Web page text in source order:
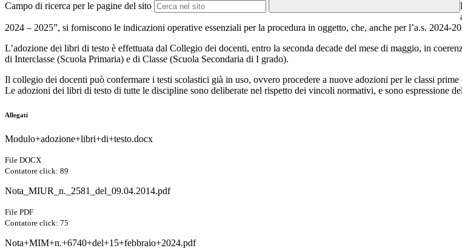
Campo di ricerca per le pagine del sito
2024 – 2025”, si forniscono le indicazioni operative essenziali per la procedura in oggetto, che, anche per l’a.s. 2024-
L’adozione dei libri di testo è effettuata dal Collegio dei docenti, entro la seconda decade del mese di maggio, in
di Interclasse (Scuola Primaria) e di Classe (Scuola Secondaria di I grado).
Il collegio dei docenti può confermare i testi scolastici già in uso, ovvero procedere a nuove adozioni per le classi
Le adozioni dei libri di testo di tutte le discipline sono deliberate nel rispetto dei vincoli normativi, e sono espressione
Allegati
Modulo+adozione+libri+di+testo.docx
File DOCX
Contatore click: 89
Nota_MIUR_n._2581_del_09.04.2014.pdf
File PDF
Contatore click: 75
Nota+MIM+n.+6740+del+15+febbraio+2024.pdf